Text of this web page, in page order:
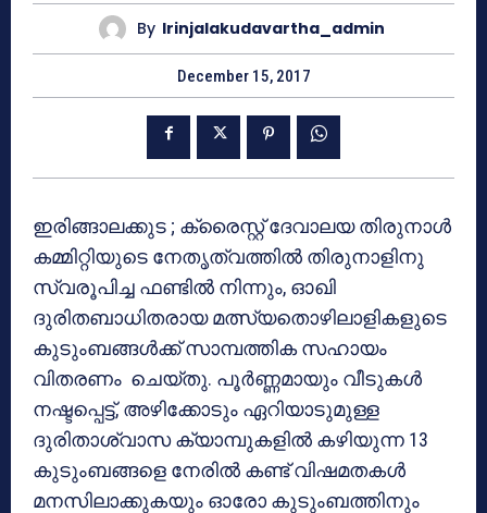
By Irinjalakudavartha_admin
December 15, 2017
ഇരിങ്ങാലക്കുട ; ക്രൈസ്റ്റ് ദേവാലയ തിരുനാള്‍
കമ്മിറ്റിയുടെ നേതൃത്വത്തില്‍ തിരുനാളിനു
സ്വരൂപിച്ച ഫണ്ടില്‍ നിന്നും, ഓഖി
ദുരിതബാധിതരായ മത്സ്യതൊഴിലാളികളുടെ
കുടുംബങ്ങള്‍ക്ക് സാമ്പത്തിക സഹായം
വിതരണം ചെയ്തു. പൂര്‍ണ്ണമായും വീടുകള്‍
നഷ്ടപ്പെട്ട്, അഴിക്കോടും ഏറിയാടുമുള്ള
ദുരിതാശ്വാസ ക്യാമ്പുകളില്‍ കഴിയുന്ന 13
കുടുംബങ്ങളെ നേരില്‍ കണ്ട് വിഷമതകള്‍
മനസിലാക്കുകയും ഓരോ കുടുംബത്തിനും